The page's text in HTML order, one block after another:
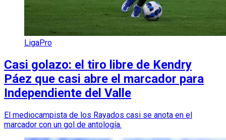
LigaPro
Casi golazo: el tiro libre de Kendry
Páez que casi abre el marcador para
Independiente del Valle
El mediocampista de los Rayados casi se anota en el
marcador con un gol de antología.